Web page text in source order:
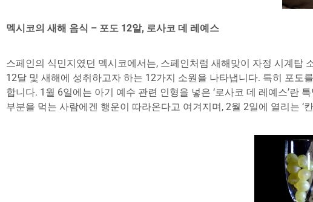
멕시코의 새해 음식 – 포도 12알, 로사코 데 레예스
스페인의 식민지였던 멕시코에서는, 스페인처럼 새해맞이 자정 시계탑
12달 및 새해에 성취하고자 하는 12가지 소원을 나타냅니다. 특히 포도
합니다. 1월 6일에는 아기 예수 관련 인형을 넣은 ‘로사코 데 레예스’란
부분을 먹는 사람에겐 행운이 따라온다고 여겨지며, 2월 2일에 열리는 ‘